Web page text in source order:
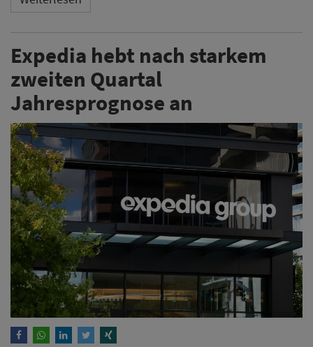
Expedia hebt nach starkem
zweiten Quartal
Jahresprognose an